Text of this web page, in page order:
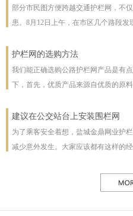
等特点，具有一般钢丝网都不具备的
缺点，一次安装永不松动，是保护草
部分市民图方便跨越交通护栏网，不
患。8月12日上午，在市区几个路段
护栏网，东西过往的车辆从其身旁疾
交通护栏网;10时32分，两名女子在七
南跨越交通护栏网，护栏网南侧由西
一名志愿者称，据她观察，从7时30分
护栏网的选购方法
我们能正确选购公路护栏网产品是有
下，首先，优质产品来源自优质的原
以下，我们为客户做了如下分析：1、
条（铁丝）焊接而成的，盘条的直径
面应选择是由正规厂家生产的优质盘
能力，通常好的网片是每一个焊接或
产厂，都是采用全自动焊接机来生产
建议在公交站台上安装围栏网
为了乘客安全着想，盐城金鼎网业护
减少意外发生。大家应该都有这样的
路线图朝的是非机动车道，便于观看
是人挤人，这些情况均增加了乘客的